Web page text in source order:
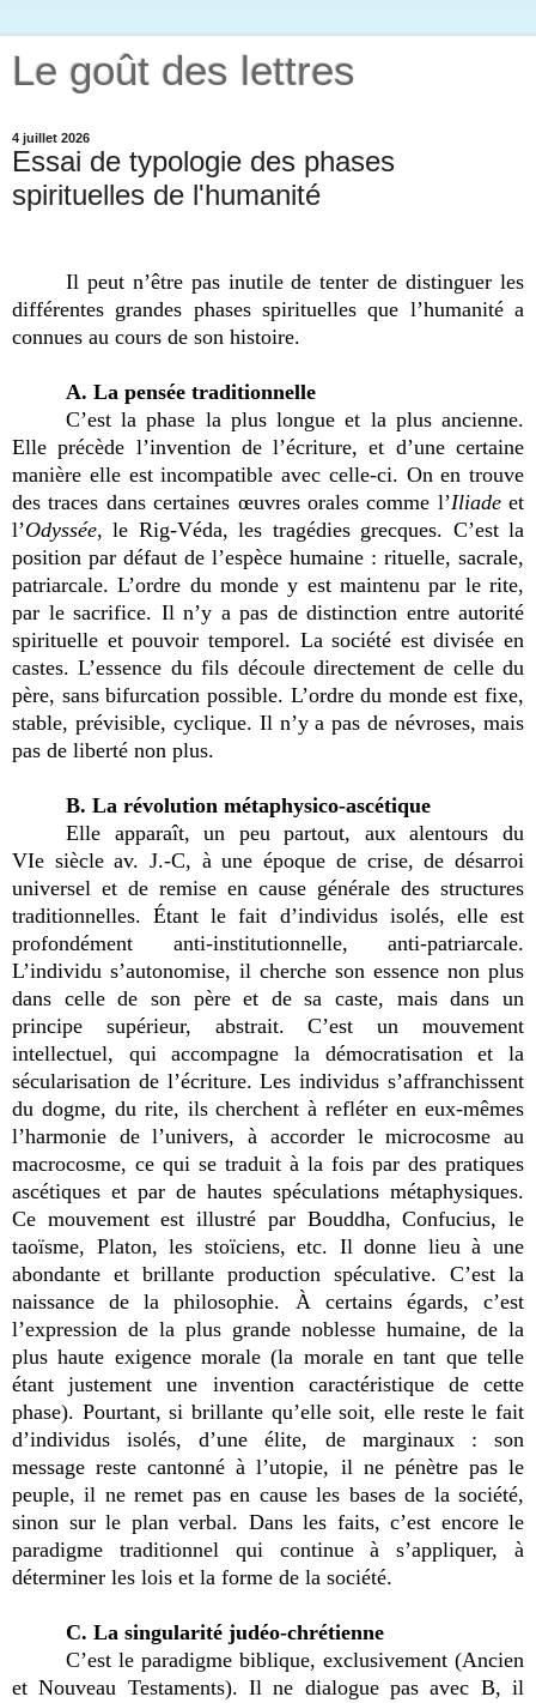
Le goût des lettres
4 juillet 2026
Essai de typologie des phases
spirituelles de l'humanité
Il peut n’être pas inutile de tenter de distinguer les
différentes grandes phases spirituelles que l’humanité a
connues au cours de son histoire.
A. La pensée traditionnelle
C’est la phase la plus longue et la plus ancienne.
Elle précède l’invention de l’écriture, et d’une certaine
manière elle est incompatible avec celle-ci. On en trouve
des traces dans certaines œuvres orales comme l’Iliadeet
l’Odyssée, le Rig-Véda, les tragédies grecques. C’est la
position par défaut de l’espèce humaine : rituelle, sacrale,
patriarcale. L’ordre du monde y est maintenu par le rite,
par le sacrifice. Il n’y a pas de distinction entre autorité
spirituelle et pouvoir temporel. La société est divisée en
castes. L’essence du fils découle directement de celle du
père, sans bifurcation possible. L’ordre du monde est fixe,
stable, prévisible, cyclique. Il n’y a pas de névroses, mais
pas de liberté non plus.
B. La révolution métaphysico-ascétique
Elle apparaît, un peu partout, aux alentours du
VIe siècle av. J.-C, à une époque de crise, de désarroi
universel et de remise en cause générale des structures
traditionnelles. Étant le fait d’individus isolés, elle est
profondément anti-institutionnelle, anti-patriarcale.
L’individu s’autonomise, il cherche son essence non plus
dans celle de son père et de sa caste, mais dans un
principe supérieur, abstrait. C’est un mouvement
intellectuel, qui accompagne la démocratisation et la
sécularisation de l’écriture. Les individus s’affranchissent
du dogme, du rite, ils cherchent à refléter en eux-mêmes
l’harmonie de l’univers, à accorder le microcosme au
macrocosme, ce qui se traduit à la fois par des pratiques
ascétiques et par de hautes spéculations métaphysiques.
Ce mouvement est illustré par Bouddha, Confucius, le
taoïsme, Platon, les stoïciens, etc. Il donne lieu à une
abondante et brillante production spéculative. C’est la
naissance de la philosophie. À certains égards, c’est
l’expression de la plus grande noblesse humaine, de la
plus haute exigence morale (la morale en tant que telle
étant justement une invention caractéristique de cette
phase). Pourtant, si brillante qu’elle soit, elle reste le fait
d’individus isolés, d’une élite, de marginaux : son
message reste cantonné à l’utopie, il ne pénètre pas le
peuple, il ne remet pas en cause les bases de la société,
sinon sur le plan verbal. Dans les faits, c’est encore le
paradigme traditionnel qui continue à s’appliquer, à
déterminer les lois et la forme de la société.
C. La singularité judéo-chrétienne
C’est le paradigme biblique, exclusivement (Ancien
et Nouveau Testaments). Il ne dialogue pas avec B, il